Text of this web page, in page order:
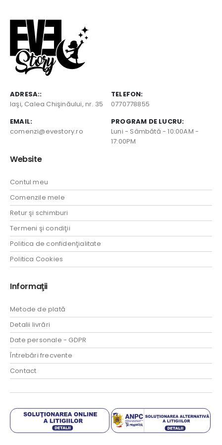
ADRESA::
Iaşi, Calea Chişinăului, nr. 35
TELEFON:
0770778855
EMAIL:
comenzi@evestory.ro
PROGRAM DE LUCRU:
Luni - Sâmbătă - 10:00AM -
17:00PM
Website
Contul meu
Comenzile mele
Retur şi schimburi
Termeni şi condiţii
Politica de confidenţialitate
Politica Cookies
Informaţii
Metode de plată
Detalii livrări
Date personale - GDPR
Întrebări frecvente
Contact